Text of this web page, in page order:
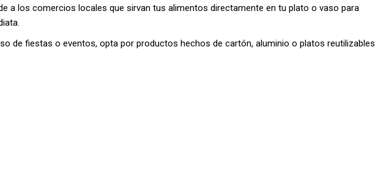
a los comercios locales que sirvan tus alimentos directamente en tu plato o vaso para
de fiestas o eventos, opta por productos hechos de cartón, aluminio o platos reutilizables